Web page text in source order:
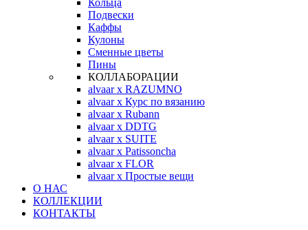
Кольца
Подвески
Каффы
Кулоны
Сменные цветы
Пины
КОЛЛАБОРАЦИИ
alvaar x RAZUMNO
alvaar x Курс по вязанию
alvaar x Rubann
alvaar x DDTG
alvaar x SUITE
alvaar x Patissoncha
alvaar x FLOR
alvaar x Простые вещи
О НАС
КОЛЛЕКЦИИ
КОНТАКТЫ